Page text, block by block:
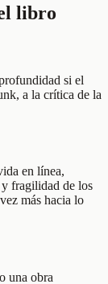
libro
si el
a la crítica de la
en línea,
fragilidad de los
más hacia lo
una obra